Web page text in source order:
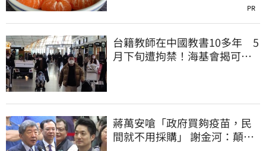
PR
台籍教師在中國教書10多年 5
月下旬遭拘禁！海基會揭可能
蔣萬安嗆「政府買夠疫苗，民
間就不用採購」 謝金河：顛倒